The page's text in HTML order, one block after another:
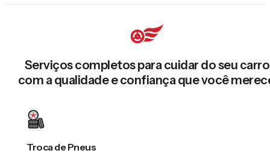
Serviços completos para cuidar do seu carro
com a qualidade e confiança que você
Troca de Pneus